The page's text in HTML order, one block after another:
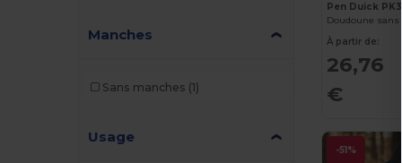
Elevate Essentials
EXCD by Promodoro
Manches
Sans manches (1)
Usage
Pen Duick
Doudoune
À partir de:
26,76
€
-51%